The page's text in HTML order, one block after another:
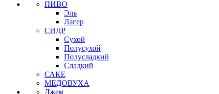
ПИВО
Эль
Лагер
СИДР
Сухой
Полусухой
Полусладкий
Сладкий
САКЕ
МЕДОВУХА
Джем